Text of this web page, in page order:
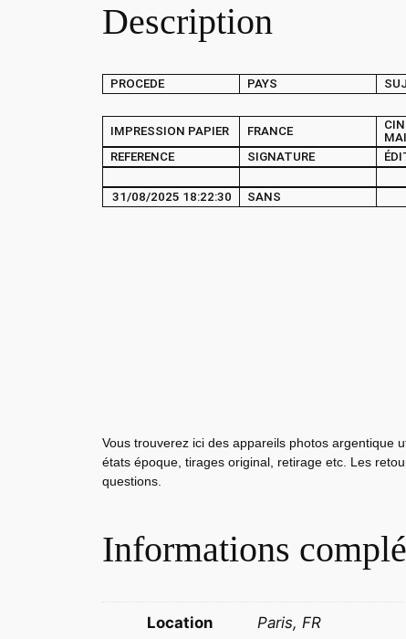
Description
PROCEDE PAYS
IMPRESSION PAPIER FRANCE
REFERENCE
SIGNATURE
31/08/2025 18:22:30 SANS
Vous trouverez ici des appareils photos argentique
états époque, tirages original, retirage etc. Les
questions.
Informations
Location Paris, FR